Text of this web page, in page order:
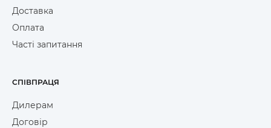
Доставка
Оплата
Часті запитання
СПІВПРАЦЯ
Дилерам
Договір